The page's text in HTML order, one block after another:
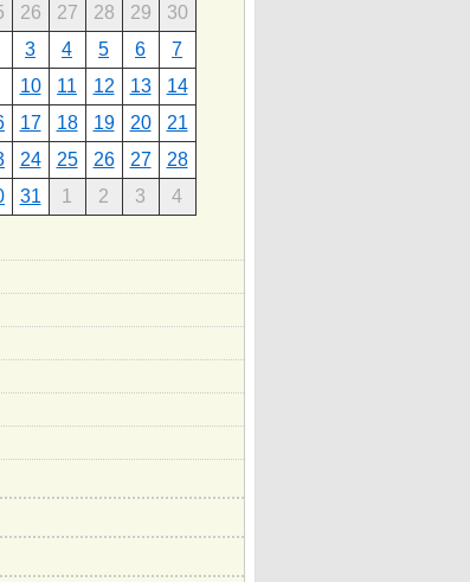
26 27 28 29
30
3 4 5 6
7
10 11 12 13
14
17 18 19 20
21
24 25 26 27
28
31 1 2 3 4